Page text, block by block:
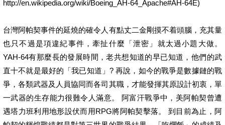
http://en.wikipedia.org/wiki/Boeing_AH-64_Apache#AH-64E)
台灣阿帕契事件的延燒的確令人有點丈二金剛摸不着頭腦，充其量
也只不過是項違紀事件，牽扯什麼「泄密」就太過小題大做。
YAH-64有那麼長的發展時間，老共想知道的早已知道，他們的武
直十不就是最好的「我已知道」? 再說，如今的戰爭是數據鏈的戰
爭，各類武器及人員協同而各司其職，才能發揮其原設計初衷，單
一武器的生存能力很難令人滿意。 阿富汗戰爭中，美阿帕契曾遭
遇塔力班利用地形設伏而用RPG將阿帕契擊落。 到目前為止，阿